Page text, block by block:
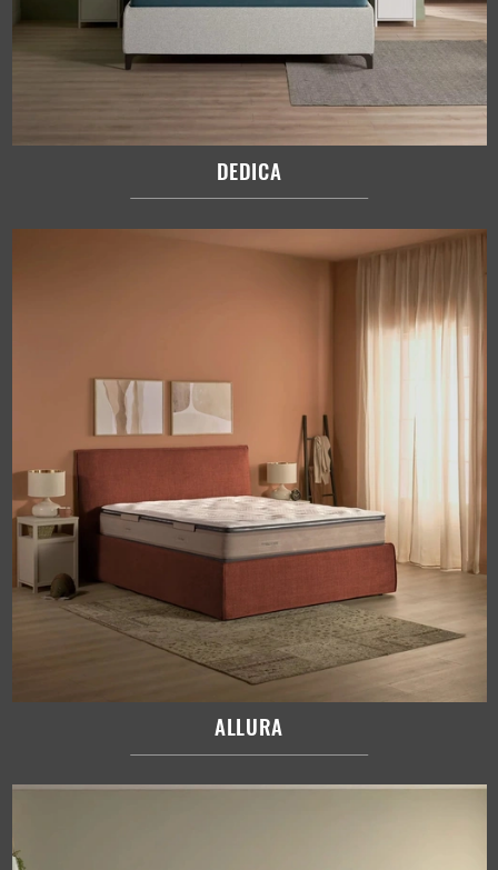
DEDICA
ALLURA